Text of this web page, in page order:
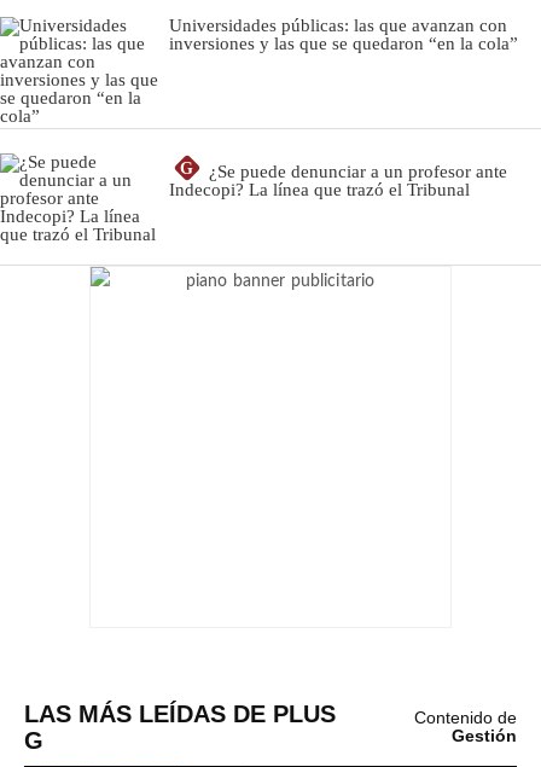
Universidades públicas: las que avanzan con
inversiones y las que se quedaron “en la cola”
G
¿Se puede denunciar a un profesor ante
Indecopi? La línea que trazó el Tribunal
LAS MÁS LEÍDAS DE PLUS
G
Contenido de
Gestión